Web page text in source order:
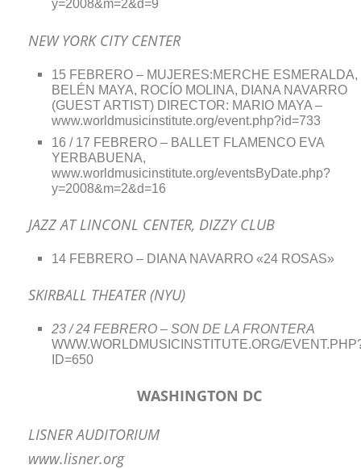
y=2008&m=2&d=9
NEW YORK CITY CENTER
15 FEBRERO – MUJERES:MERCHE ESMERALDA,
BELÉN MAYA, ROCÍO MOLINA, DIANA NAVARRO
(GUEST ARTIST) DIRECTOR: MARIO MAYA –
www.worldmusicinstitute.org/event.php?id=733
16 / 17 FEBRERO – BALLET FLAMENCO EVA
YERBABUENA,
www.worldmusicinstitute.org/eventsByDate.php?
y=2008&m=2&d=16
JAZZ AT LINCONL CENTER, DIZZY CLUB
14 FEBRERO – DIANA NAVARRO «24 ROSAS»
SKIRBALL THEATER (NYU)
23 / 24 FEBRERO – SON DE LA FRONTERA
WWW.WORLDMUSICINSTITUTE.ORG/
ID=650
WASHINGTON DC
LISNER AUDITORIUM
www.lisner.org